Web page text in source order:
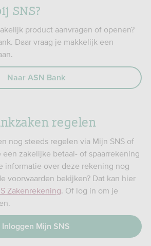
SNS?
product aanvragen of openen?
Daar vraag je makkelijk een
Naar ASN Bank
regelen​
nog steeds regelen via Mijn SNS of
een zakelijke betaal- of spaarrekening
informatie over deze rekening nog
voorwaarden bekijken? Dat kan hier
Zakenrekening. Of log in om je
Inloggen Mijn SNS